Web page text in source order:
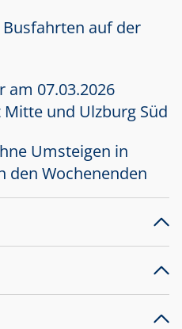
auf der
am 07.03.2026
und Ulzburg Süd
Umsteigen in
den Wochenenden
am
der Bahnstraße in